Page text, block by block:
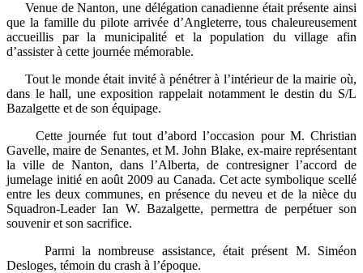
Venue de Nanton, une délégation canadienne était présente ainsi
que la famille du pilote arrivée d’Angleterre, tous chaleureusement
accueillis par la municipalité et la population du village afin
d’assister à cette journée mémorable.
Tout le monde était invité à pénétrer à l’intérieur de la mairie où,
dans le hall, une exposition rappelait notamment le destin du S/L
Bazalgette et de son équipage.
Cette journée fut tout d’abord l’occasion pour M. Christian
Gavelle, maire de Senantes, et M. John Blake, ex-maire représentant
la ville de Nanton, dans l’Alberta, de contresigner l’accord de
jumelage initié en août 2009 au Canada. Cet acte symbolique scellé
entre les deux communes, en présence du neveu et de la nièce du
Squadron-Leader Ian W. Bazalgette, permettra de perpétuer son
souvenir et son sacrifice.
Parmi la nombreuse assistance, était présent M. Siméon
Desloges, témoin du crash à l’époque.